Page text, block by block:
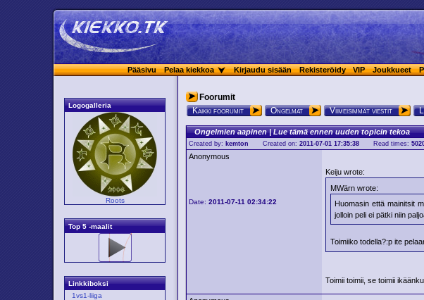
Pääsivu Pelaa kiekkoa Kirjaudu sisään Rekisteröidy VIP Joukkueet
Logogalleria
Roots
Top 5 -maalit
Linkkiboksi
1vs1-liiga
Foorumit
Kaikki foorumit Ongelmat Viimeisimmät viestit
Ongelmien aapinen | Lue tämä ennen uuden topicin tekoa
Created by: kemton Created on:2011-07-01 17:35:38 Read times:
Anonymous
Date:2011-07-11 02:34:22
Keiju wrote:
MWärn wrote:
Huomasin että mainitsit
jolloin peli ei pätki niin
Toimiiko todella?:p ite
Toimii toimii, se toimii